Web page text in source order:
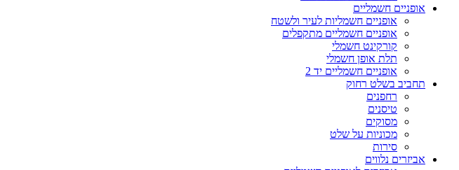
אופניים חשמליים
אופניים חשמליות לעיר ולשטח
אופניים חשמליים מתקפלים
קורקינט חשמלי
תלת אופן חשמלי
אופניים חשמליים יד 2
תחביב בשלט רחוק
רחפנים
טיסנים
מסוקים
מכוניות על שלט
סירות
אביזרים נלווים